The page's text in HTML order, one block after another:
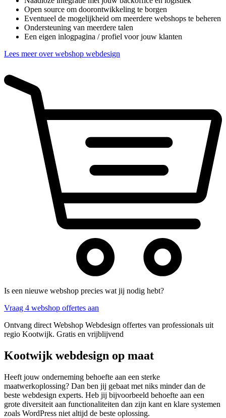
Open source om doorontwikkeling te borgen
Eventueel de mogelijkheid om meerdere webshops te beheren
Ondersteuning van meerdere talen
Een eigen inlogpagina / profiel voor jouw klanten
Lees meer over webshop webdesign
Is een nieuwe webshop precies wat jij nodig hebt?
Vraag 4 webshop offertes aan
Ontvang direct Webshop Webdesign offertes van professionals uit
regio Kootwijk. Gratis en vrijblijvend
Kootwijk webdesign op maat
Heeft jouw onderneming behoefte aan een sterke
maatwerkoplossing? Dan ben jij gebaat met niks minder dan de
beste webdesign experts. Heb jij bijvoorbeeld behoefte aan een
grote diversiteit aan functionaliteiten dan zijn kant en klare systemen
zoals WordPress niet altijd de beste oplossing.